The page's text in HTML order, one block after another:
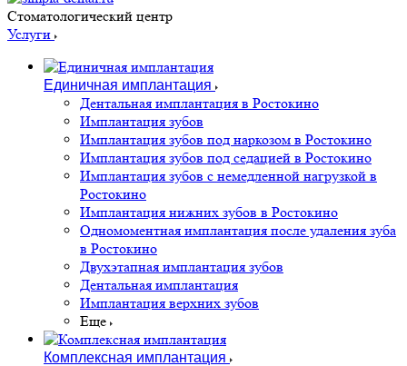
Cтоматологический центр
Услуги
Единичная имплантация
Дентальная имплантация в Ростокино
Имплантация зубов
Имплантация зубов под наркозом в Ростокино
Имплантация зубов под седацией в Ростокино
Имплантация зубов с немедленной нагрузкой в
Ростокино
Имплантация нижних зубов в Ростокино
Одномоментная имплантация после удаления зуба
в Ростокино
Двухэтапная имплантация зубов
Дентальная имплантация
Имплантация верхних зубов
Еще
Комплексная имплантация